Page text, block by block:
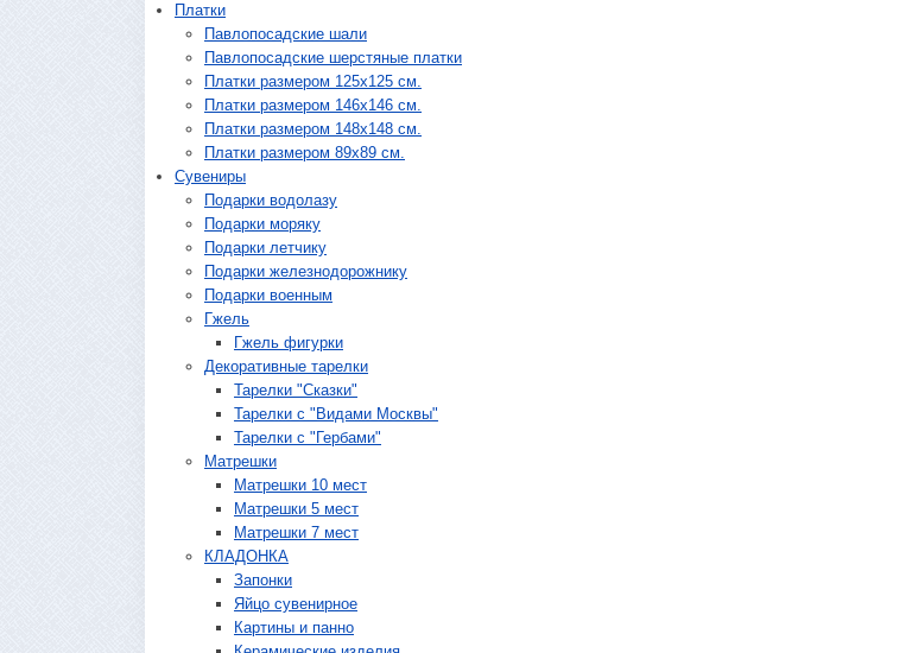
Платки
Павлопосадские шали
Павлопосадские шерстяные платки
Платки размером 125х125 см.
Платки размером 146х146 см.
Платки размером 148х148 см.
Платки размером 89х89 см.
Сувениры
Подарки водолазу
Подарки моряку
Подарки летчику
Подарки железнодорожнику
Подарки военным
Гжель
Гжель фигурки
Декоративные тарелки
Тарелки "Сказки"
Тарелки с "Видами Москвы"
Тарелки с "Гербами"
Матрешки
Матрешки 10 мест
Матрешки 5 мест
Матрешки 7 мест
КЛАДОНКА
Запонки
Яйцо сувенирное
Картины и панно